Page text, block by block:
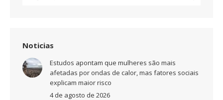
Noticias
Estudos apontam que mulheres são mais
afetadas por ondas de calor, mas fatores sociais
explicam maior risco
4 de agosto de 2026